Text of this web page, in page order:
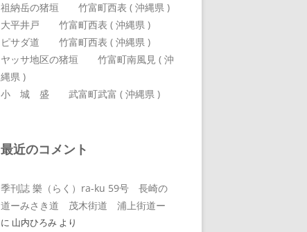
祖納岳の猪垣 竹富町西表 ( 沖縄県 )
大平井戸 竹富町西表 ( 沖縄県 )
ピサダ道 竹富町西表 ( 沖縄県 )
ヤッサ地区の猪垣 竹富町南風見 ( 沖
縄県 )
小 城 盛 武富町武富 ( 沖縄県 )
最近のコメント
季刊誌 樂（らく）ra-ku 59号 長崎の
道ーみさき道 茂木街道 浦上街道ー
に 山内ひろみ より